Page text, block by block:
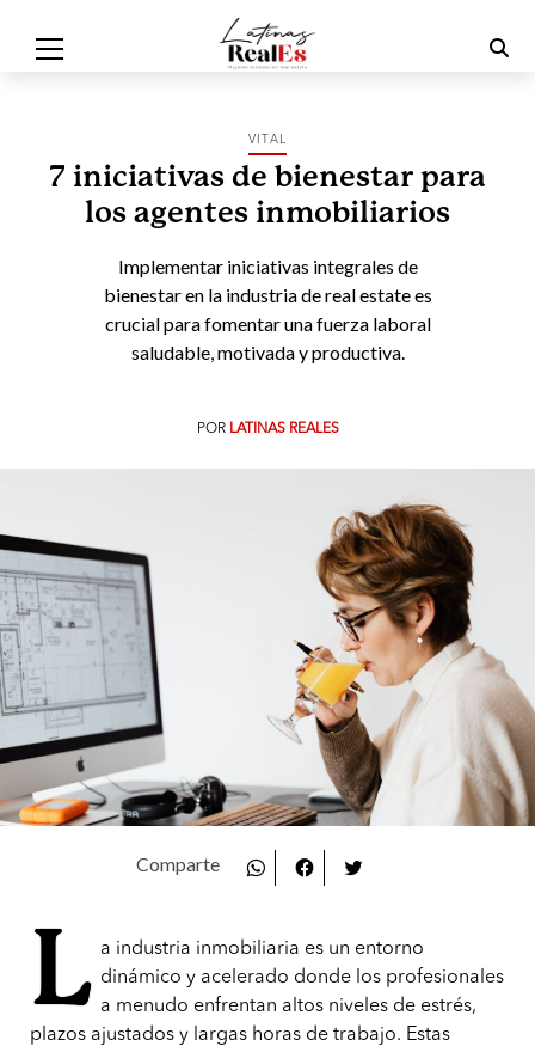
VITAL
7 iniciativas de bienestar para
los agentes inmobiliarios
Implementar iniciativas integrales de
bienestar en la industria de real estate es
crucial para fomentar una fuerza laboral
saludable, motivada y productiva.
POR LATINAS REALES
L a industria inmobiliaria es un entorno
dinámico y acelerado donde los profesionales
a menudo enfrentan altos niveles de estrés,
plazos ajustados y largas horas de trabajo. Estas